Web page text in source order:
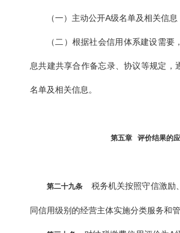
（一）主动公开A级名单及相关信息
（二）根据社会信用体系建设需
息共建共享合作备忘录、协议等规定，
名单及相关信息。
第五章 评价结果的
第二十九条 税务机关按照守信激励
同信用级别的经营主体实施分类服务和管